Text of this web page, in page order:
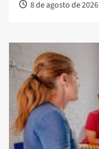
8 de agosto de 2026